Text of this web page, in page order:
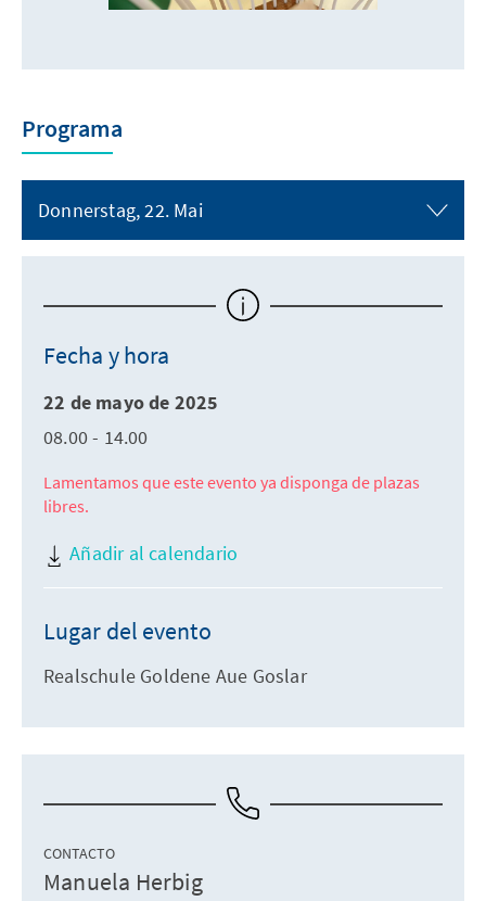
Programa
Donnerstag, 22. Mai
Fecha y hora
22 de mayo de 2025
08.00 - 14.00
Lamentamos que este evento ya disponga de plazas
libres.
Añadir al calendario
Lugar del evento
Realschule Goldene Aue Goslar
CONTACTO
Manuela Herbig